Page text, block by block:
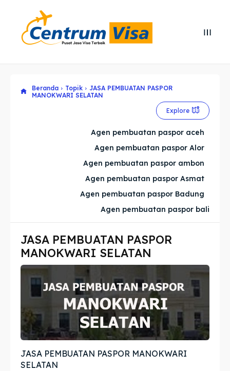
Explore our destinations
Imta
Legalisir
Apostille
Penerjemah
Asuransi
Blog
Explore our destinations
Imta
Legalisir
Apostille
Penerjemah
Asuransi
Blog
Beranda Topik
JASA PEMBUATAN PASPOR
MANOKWARI SELATAN
Explore
Agen pembuatan paspor aceh
Agen pembuatan paspor Alor
Agen pembuatan paspor ambon
Agen pembuatan paspor Asmat
Agen pembuatan paspor Badung
Agen pembuatan paspor bali
JASA PEMBUATAN PASPOR
MANOKWARI SELATAN
JASA PEMBUATAN PASPOR MANOKWARI
SELATAN